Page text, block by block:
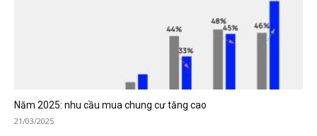
Năm 2025: nhu cầu mua chung cư tăng cao
21/03/2025